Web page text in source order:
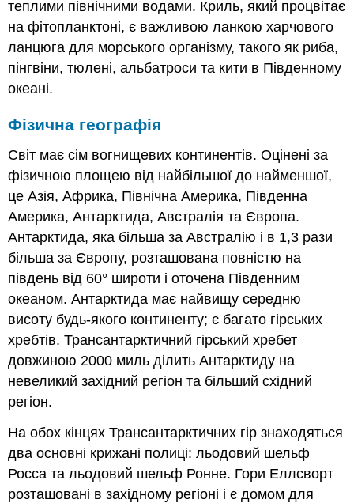
теплими північними водами. Криль, який процвітає
на фітопланктоні, є важливою ланкою харчового
ланцюга для морського організму, такого як риба,
пінгвіни, тюлені, альбатроси та кити в Південному
океані.
Фізична географія
Світ має сім вогнищевих континентів. Оцінені за
фізичною площею від найбільшої до найменшої,
це Азія, Африка, Північна Америка, Південна
Америка, Антарктида, Австралія та Європа.
Антарктида, яка більша за Австралію і в 1,3 рази
більша за Європу, розташована повністю на
південь від 60° широти і оточена Південним
океаном. Антарктида має найвищу середню
висоту будь-якого континенту; є багато гірських
хребтів. Трансантарктичний гірський хребет
довжиною 2000 миль ділить Антарктиду на
невеликий західний регіон та більший східний
регіон.
На обох кінцях Трансантарктичних гір знаходяться
два основні крижані полиці: льодовий шельф
Росса та льодовий шельф Ронне. Гори Еллсворт
розташовані в західному регіоні і є домом для